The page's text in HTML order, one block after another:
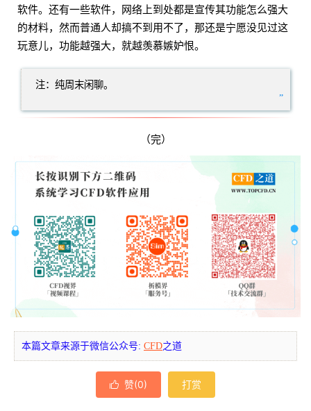
软件。还有一些软件，网络上到处都是宣传其功能怎么强大
的材料，然而普通人却搞不到用不了，那还是宁愿没见过这
玩意儿，功能越强大，就越羡慕嫉妒恨。
注：纯周末闲聊。
”
（完）
本篇文章来源于微信公众号: CFD之道
 赞(0) 打赏